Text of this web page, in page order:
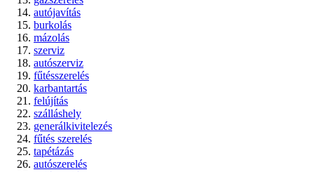
autójavítás
burkolás
mázolás
szerviz
autószerviz
fűtésszerelés
karbantartás
felújítás
szálláshely
generálkivitelezés
fűtés szerelés
tapétázás
autószerelés